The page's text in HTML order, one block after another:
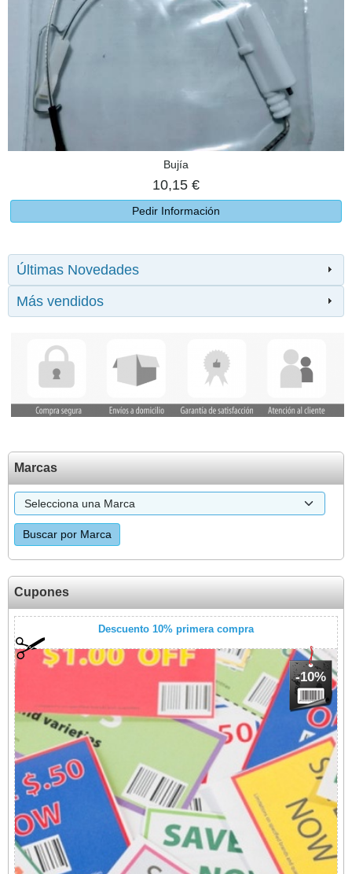
Marcas
Cupones
Descuento 10% primera compra
-10%
Bujía
10,15 €
Pedir Información
Últimas Novedades
Más vendidos